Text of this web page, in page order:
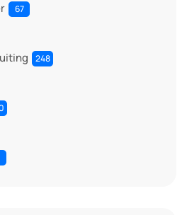
67
248